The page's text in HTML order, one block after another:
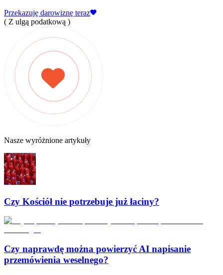
Przekazuję darowiznę teraz
( Z ulgą podatkową )
Nasze wyróżnione artykuły
Czy Kościół nie potrzebuje już łaciny?
Czy naprawdę można powierzyć AI napisanie
przemówienia weselnego?